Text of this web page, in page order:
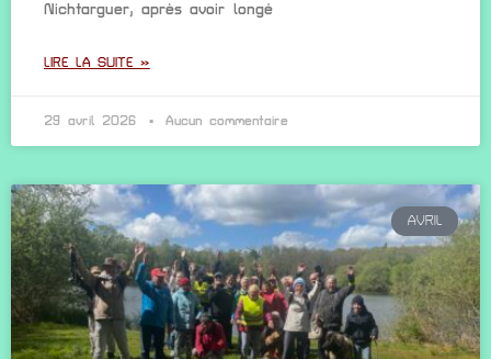
Nichtarguer, après avoir longé
LIRE LA SUITE »
29 avril 2026 Aucun commentaire
AVRIL